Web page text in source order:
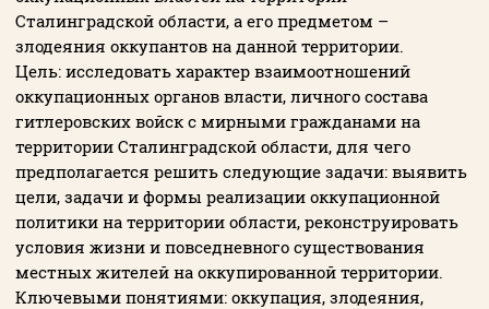
Сталинградской области, а его предметом –
злодеяния оккупантов на данной территории.
Цель: исследовать характер взаимоотношений
оккупационных органов власти, личного состава
гитлеровских войск с мирными гражданами на
территории Сталинградской области, для чего
предполагается решить следующие задачи: выявить
цели, задачи и формы реализации оккупационной
политики на территории области, реконструировать
условия жизни и повседневного существования
местных жителей на оккупированной территории.
Ключевыми понятиями: оккупация, злодеяния,